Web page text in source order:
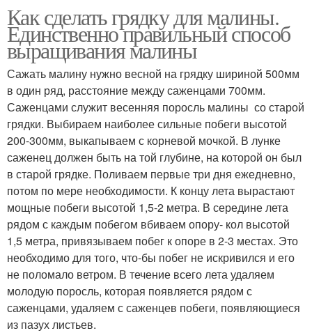
Как сделать грядку для малины.
Единственно правильный способ
выращивания малины
Сажать малину нужно весной на грядку шириной 500мм
в один ряд, расстояние между саженцами 700мм.
Саженцами служит весенняя поросль малины со старой
грядки. Выбираем наиболее сильные побеги высотой
200-300мм, выкапываем с корневой мочкой. В лунке
саженец должен быть на той глубине, на которой он был
в старой грядке. Поливаем первые три дня ежедневно,
потом по мере необходимости. К концу лета вырастают
мощные побеги высотой 1,5-2 метра. В середине лета
рядом с каждым побегом вбиваем опору- кол высотой
1,5 метра, привязываем побег к опоре в 2-3 местах. Это
необходимо для того, что-бы побег не искривился и его
не поломало ветром. В течение всего лета удаляем
молодую поросль, которая появляется рядом с
саженцами, удаляем с саженцев побеги, появляющиеся
из пазух листьев.